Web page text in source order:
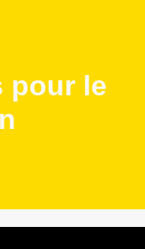
pour le